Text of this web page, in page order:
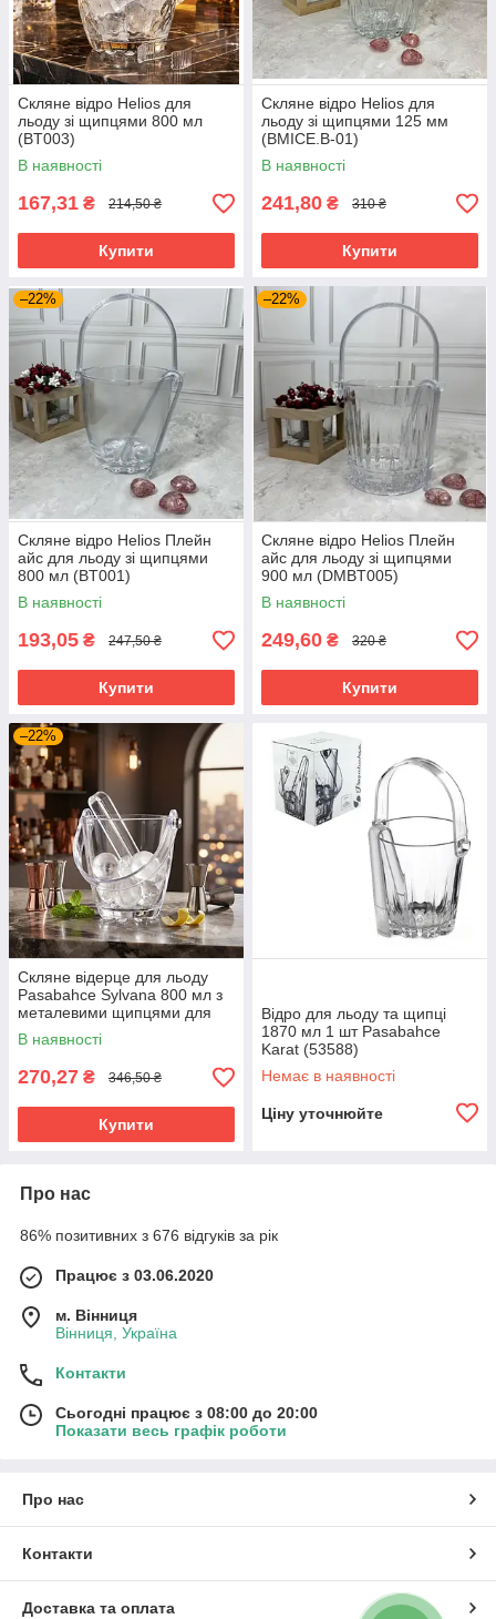
Скляне відро Helios для
льоду зі щипцями 800 мл
(BT003)
В наявності
167,31 ₴ 214,50 ₴
Купити
Скляне відро Helios для
льоду зі щипцями 125 мм
(BMICE.B-01)
В наявності
241,80 ₴ 310 ₴
Купити
–22%
Скляне відро Helios Плейн
айс для льоду зі щипцями
800 мл (BT001)
В наявності
193,05 ₴ 247,50 ₴
Купити
–22%
Скляне відро Helios Плейн
айс для льоду зі щипцями
900 мл (DMBT005)
В наявності
249,60 ₴ 320 ₴
Купити
–22%
Скляне відерце для льоду
Pasabahce Sylvana 800 мл з
металевими щипцями для
бару та сервірування напоїв
53628-6
В наявності
270,27 ₴ 346,50 ₴
Купити
Відро для льоду та щипці
1870 мл 1 шт Pasabahce
Karat (53588)
Немає в наявності
Ціну уточнюйте
Про нас
86% позитивних з 676 відгуків за рік
Працює з 03.06.2020
м. Вінниця
Вінниця, Україна
Контакти
Сьогодні працює з 08:00 до 20:00
Показати весь графік роботи
Про нас
Контакти
Доставка та оплата